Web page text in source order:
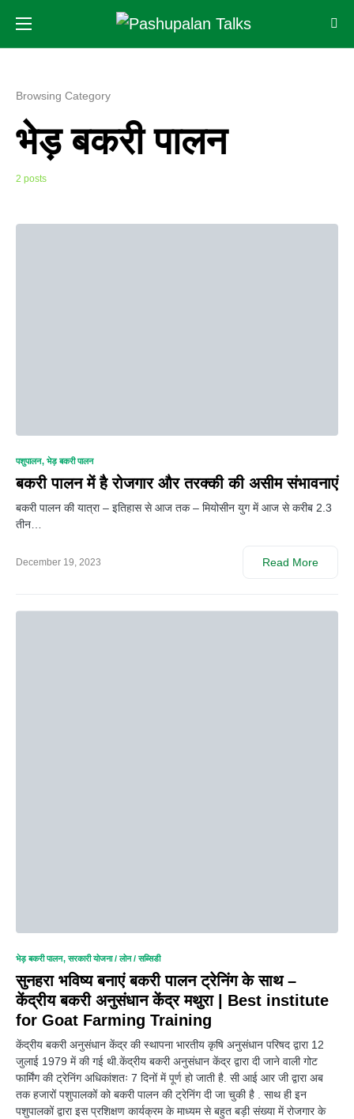
Browsing Category
भेड़ बकरी पालन
2 posts
पशुपालन भेड़ बकरी पालन
बकरी पालन में है रोजगार और तरक्की की असीम संभावनाएं
बकरी पालन की यात्रा – इतिहास से आज तक – मियोसीन युग में आज से करीब 2.3
तीन…
December 19, 2023 Read More
भेड़ बकरी पालन सरकारी योजना / लोन / सब्सिडी
सुनहरा भविष्य बनाएं बकरी पालन ट्रेनिंग के साथ –
केंद्रीय बकरी अनुसंधान केंद्र मथुरा | Best institute
for Goat Farming Training
केंद्रीय बकरी अनुसंधान केंद्र की स्थापना भारतीय कृषि अनुसंधान परिषद द्वारा 12
जुलाई 1979 में की गई थी.केंद्रीय बकरी अनुसंधान केंद्र द्वारा दी जाने वाली गोट
फार्मिंग की ट्रेनिंग अधिकांशतः 7 दिनों में पूर्ण हो जाती है. सी आई आर जी द्वारा अब
तक हजारों पशुपालकों को बकरी पालन की ट्रेनिंग दी जा चुकी है . साथ ही इन
पशुपालकों द्वारा इस प्रशिक्षण कार्यक्रम के माध्यम से बहुत बड़ी संख्या में रोजगार के